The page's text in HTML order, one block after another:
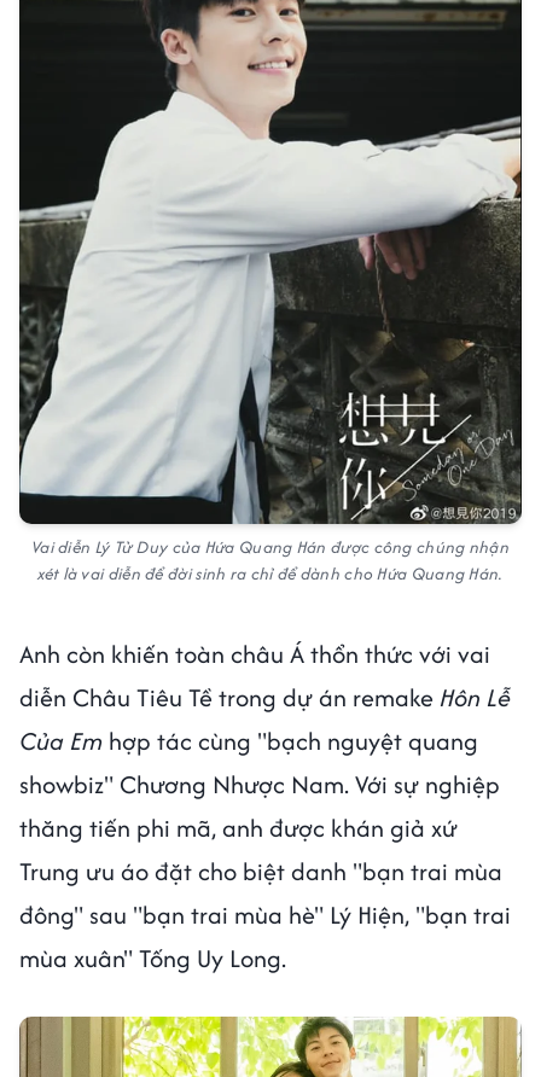
Vai diễn Lý Tử Duy của Hứa Quang Hán được công chúng nhận
xét là vai diễn để đời sinh ra chỉ để dành cho Hứa Quang Hán.
Anh còn khiến toàn châu Á thổn thức với vai
diễn Châu Tiêu Tề trong dự án remake Hôn Lễ
Của Em hợp tác cùng "bạch nguyệt quang
showbiz" Chương Nhược Nam. Với sự nghiệp
thăng tiến phi mã, anh được khán giả xứ
Trung ưu áo đặt cho biệt danh "bạn trai mùa
đông" sau "bạn trai mùa hè" Lý Hiện, "bạn trai
mùa xuân" Tống Uy Long.